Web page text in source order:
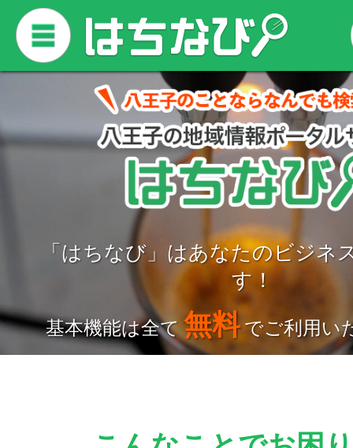
「はちなび」はあなたのビジネ
す！
基本機能は全て無料 でご利用い